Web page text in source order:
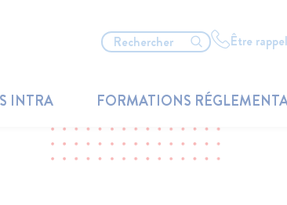
Être
INTRA FORMATIONS